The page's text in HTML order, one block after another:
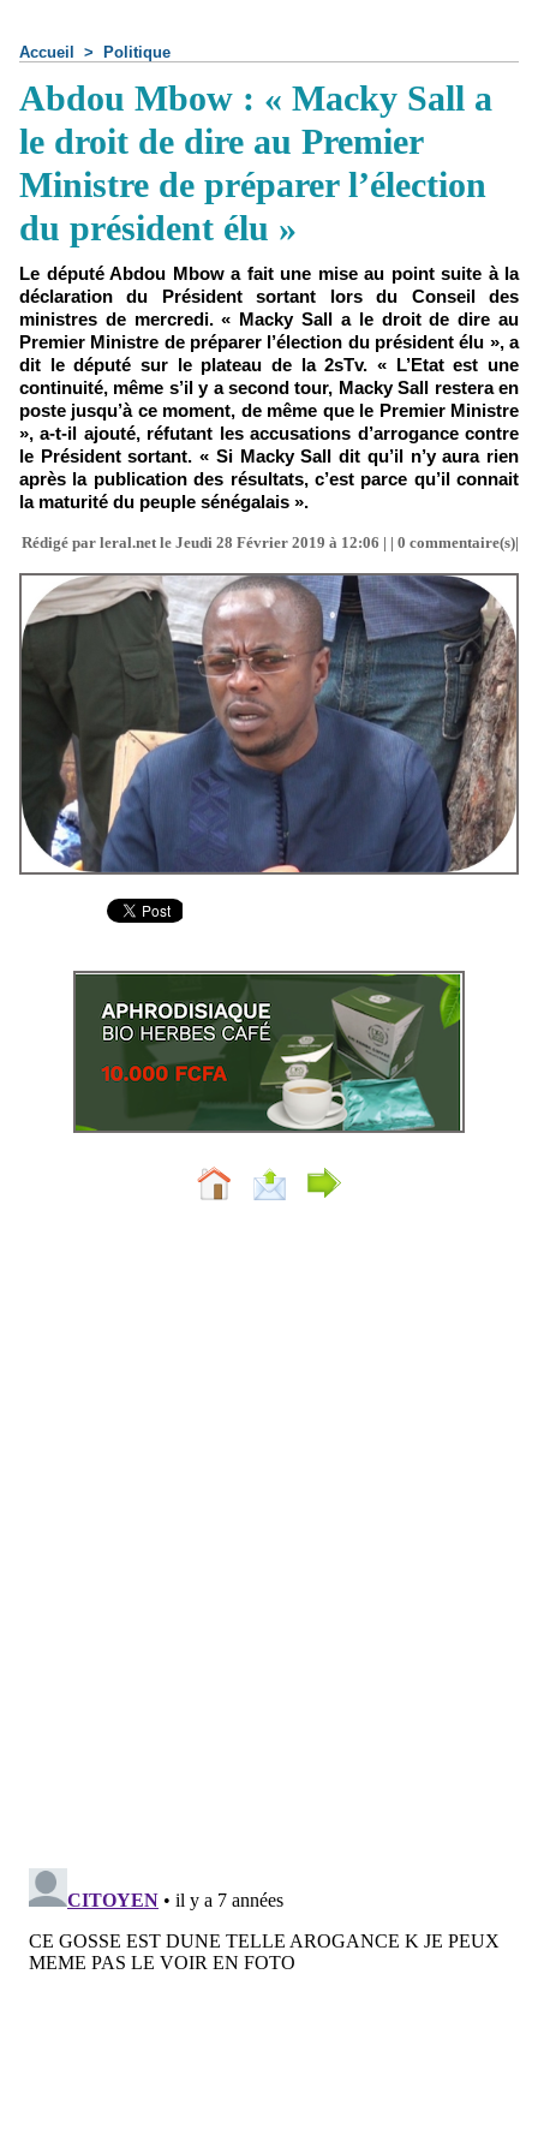
Accueil > Politique
Abdou Mbow : « Macky Sall a
le droit de dire au Premier
Ministre de préparer l’élection
du président élu »
Le député Abdou Mbow a fait une mise au point suite à la
déclaration du Président sortant lors du Conseil des
ministres de mercredi. « Macky Sall a le droit de dire au
Premier Ministre de préparer l’élection du président élu », a
dit le député sur le plateau de la 2sTv. « L’Etat est une
continuité, même s’il y a second tour, Macky Sall restera en
poste jusqu’à ce moment, de même que le Premier Ministre
», a-t-il ajouté, réfutant les accusations d’arrogance contre
le Président sortant. « Si Macky Sall dit qu’il n’y aura rien
après la publication des résultats, c’est parce qu’il connait
la maturité du peuple sénégalais ».
Rédigé par leral.net le Jeudi 28 Février 2019 à 12:06 | | 0 commentaire(s)|